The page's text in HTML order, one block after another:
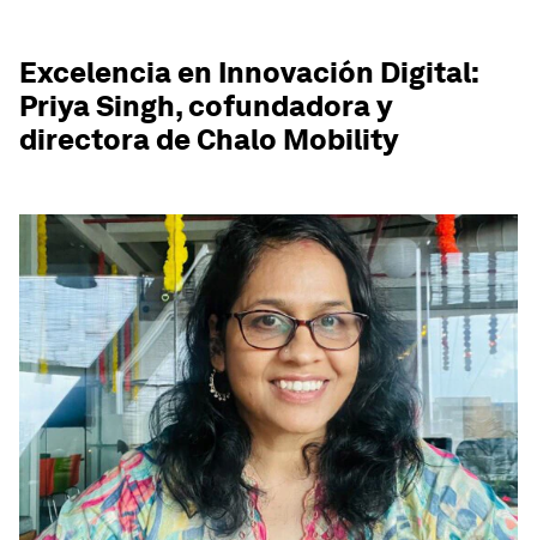
Excelencia en Innovación Digital:
Priya Singh, cofundadora y
directora de Chalo Mobility